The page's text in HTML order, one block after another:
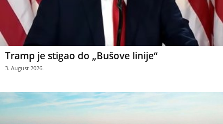
Tramp je stigao do „Bušove linije“
3. August 2026.